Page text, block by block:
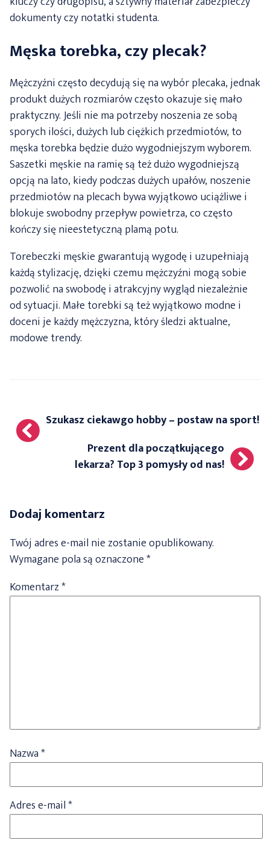
dokumenty czy notatki studenta.
Męska torebka, czy plecak?
Mężczyźni często decydują się na wybór plecaka, jednak
produkt dużych rozmiarów często okazuje się mało
praktyczny. Jeśli nie ma potrzeby noszenia ze sobą
sporych ilości, dużych lub ciężkich przedmiotów, to
męska torebka będzie dużo wygodniejszym wyborem.
Saszetki męskie na ramię są też dużo wygodniejszą
opcją na lato, kiedy podczas dużych upałów, noszenie
przedmiotów na plecach bywa wyjątkowo uciążliwe i
blokuje swobodny przepływ powietrza, co często
kończy się nieestetyczną plamą potu.
Torebeczki męskie gwarantują wygodę i uzupełniają
każdą stylizację, dzięki czemu mężczyźni mogą sobie
pozwolić na swobodę i atrakcyjny wygląd niezależnie
od sytuacji. Małe torebki są też wyjątkowo modne i
doceni je każdy mężczyzna, który śledzi aktualne,
modowe trendy.
Nawigacja
wpisu
Szukasz ciekawgo hobby – postaw na sport!
Prezent dla początkującego
lekarza? Top 3 pomysły od nas!
Dodaj komentarz
Twój adres e-mail nie zostanie opublikowany.
Wymagane pola są oznaczone*
Komentarz*
Nazwa*
Adres e-mail*